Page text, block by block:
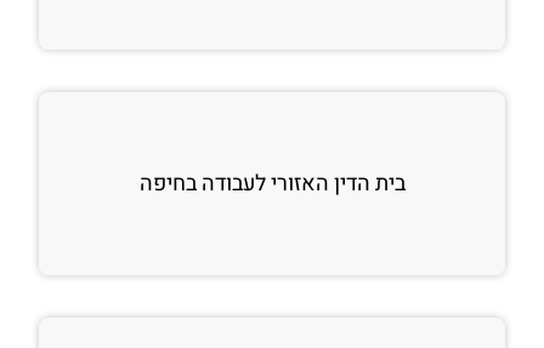
בית הדין האזורי לעבודה בחיפה